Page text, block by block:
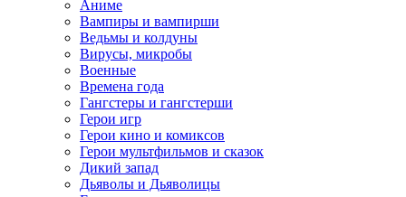
Аниме
Вампиры и вампирши
Ведьмы и колдуны
Вирусы, микробы
Военные
Времена года
Гангстеры и гангстерши
Герои игр
Герои кино и комиксов
Герои мультфильмов и сказок
Дикий запад
Дьяволы и Дьяволицы